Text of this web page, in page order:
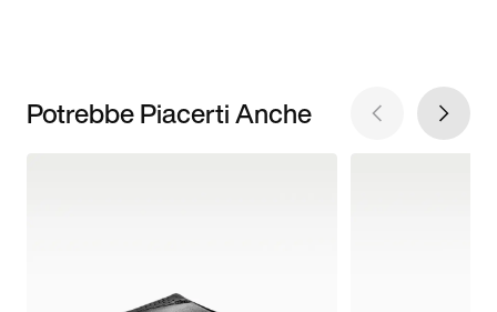
Potrebbe Piacerti Anche